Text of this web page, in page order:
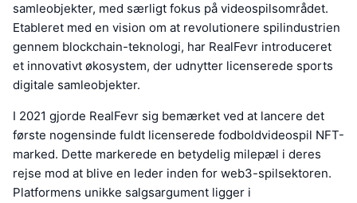
samleobjekter, med særligt fokus på videospilsområdet.
Etableret med en vision om at revolutionere spilindustrien
gennem blockchain-teknologi, har RealFevr introduceret
et innovativt økosystem, der udnytter licenserede sports
digitale samleobjekter.
I 2021 gjorde RealFevr sig bemærket ved at lancere det
første nogensinde fuldt licenserede fodboldvideospil NFT-
marked. Dette markerede en betydelig milepæl i deres
rejse mod at blive en leder inden for web3-spilsektoren.
Platformens unikke salgsargument ligger i